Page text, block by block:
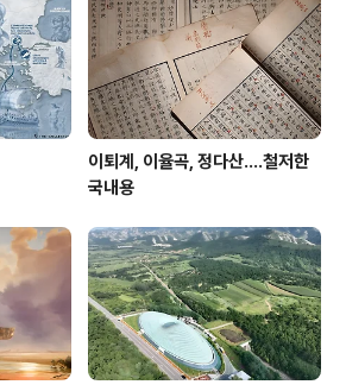
이퇴계, 이율곡, 정다산....철저한
국내용